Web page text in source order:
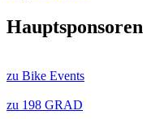
Hauptsponsoren
zu Bike Events
zu 198 GRAD